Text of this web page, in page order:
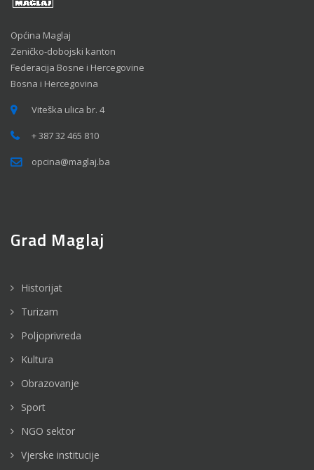
Općina Maglaj
Zeničko-dobojski kanton
Federacija Bosne i Hercegovine
Bosna i Hercegovina
Viteška ulica br. 4
+ 387 32 465 810
opcina@maglaj.ba
Grad Maglaj
Historijat
Turizam
Poljoprivreda
Kultura
Obrazovanje
Sport
NGO sektor
Vjerske institucije